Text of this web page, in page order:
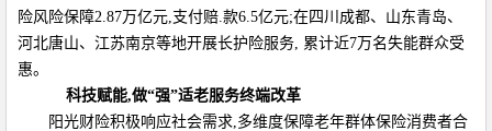
险风险保障2.87万亿元,支付赔.款6.5亿元;在四川成都、山东青岛、
河北唐山、江苏南京等地开展长护险服务, 累计近7万名失能群众受
惠。
科技赋能,做“强”适老服务终端改革
阳光财险积极响应社会需求,多维度保障老年群体保险消费者合